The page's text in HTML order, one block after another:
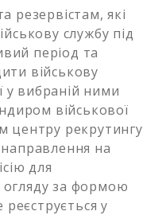
резервістам, які
службу під
період та
військову
у вибраній ними
військової
центру рекрутингу
на
для
за формою
у